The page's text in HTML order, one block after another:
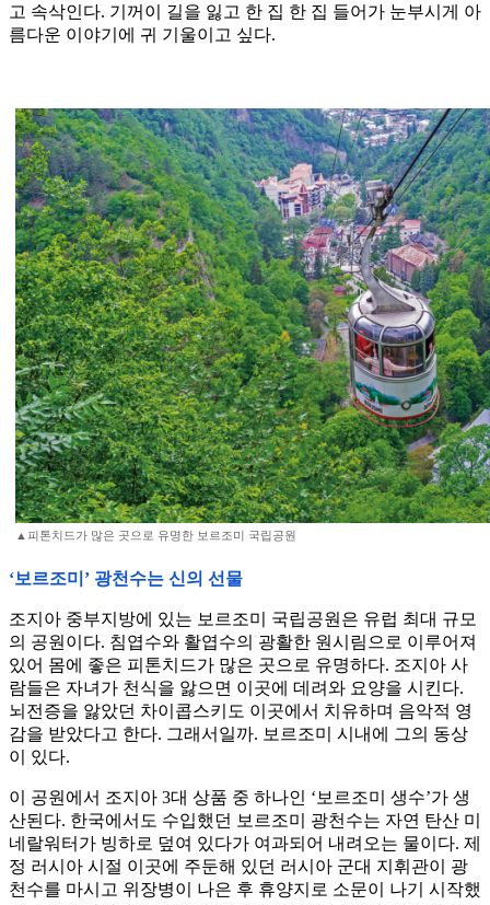
고 속삭인다. 기꺼이 길을 잃고 한 집 한 집 들어가 눈부시게 아
름다운 이야기에 귀 기울이고 싶다.
▲피톤치드가 많은 곳으로 유명한 보르조미 국립공원
‘보르조미’ 광천수는 신의 선물
조지아 중부지방에 있는 보르조미 국립공원은 유럽 최대 규모
의 공원이다. 침엽수와 활엽수의 광활한 원시림으로 이루어져
있어 몸에 좋은 피톤치드가 많은 곳으로 유명하다. 조지아 사
람들은 자녀가 천식을 앓으면 이곳에 데려와 요양을 시킨다.
뇌전증을 앓았던 차이콥스키도 이곳에서 치유하며 음악적 영
감을 받았다고 한다. 그래서일까. 보르조미 시내에 그의 동상
이 있다.
이 공원에서 조지아 3대 상품 중 하나인 ‘보르조미 생수’가 생
산된다. 한국에서도 수입했던 보르조미 광천수는 자연 탄산 미
네랄워터가 빙하로 덮여 있다가 여과되어 내려오는 물이다. 제
정 러시아 시절 이곳에 주둔해 있던 러시아 군대 지휘관이 광
천수를 마시고 위장병이 나은 후 휴양지로 소문이 나기 시작했